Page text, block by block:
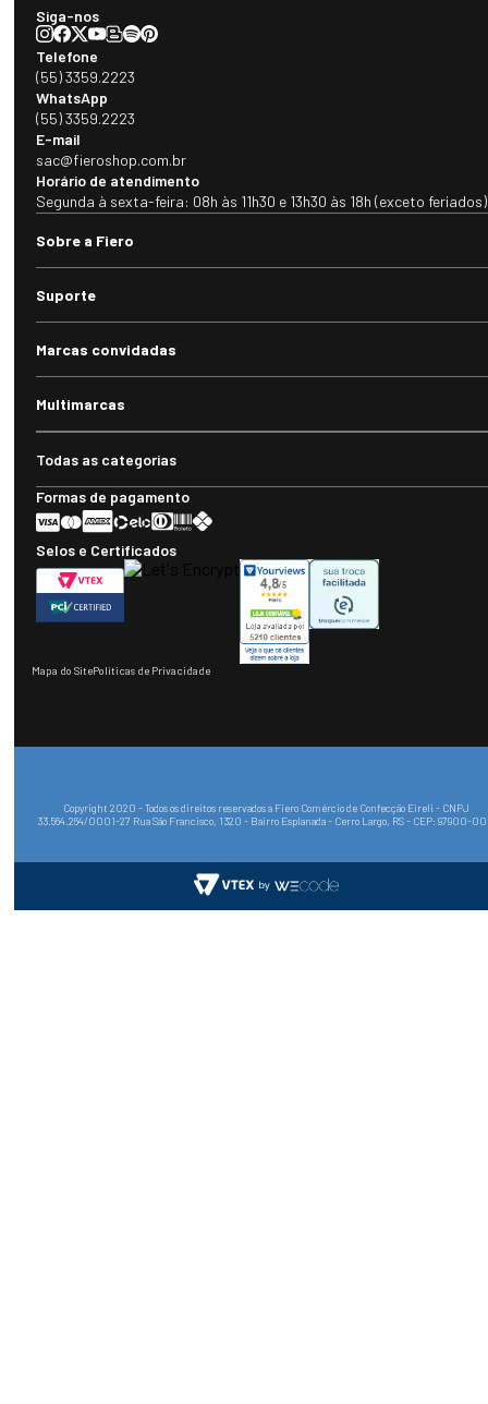
Siga-nos
Telefone
(55) 3359.2223
WhatsApp
(55) 3359.2223
E-mail
sac@fieroshop.com.br
Horário de atendimento
Segunda à sexta-feira: 08h às 11h30 e 13h30 às 18h (exceto feriados)
Sobre a Fiero
Suporte
Marcas convidadas
Multimarcas
Todas as categorias
Formas de pagamento
Selos e Certificados
Mapa do SitePolíticas de Privacidade
Copyright 2020 - Todos os direitos reservados a Fiero Comércio de Confecção Eireli - CNPJ
33.564.264/0001-27 Rua São Francisco, 1320 - Bairro Esplanada - Cerro Largo, RS - CEP: 97900-